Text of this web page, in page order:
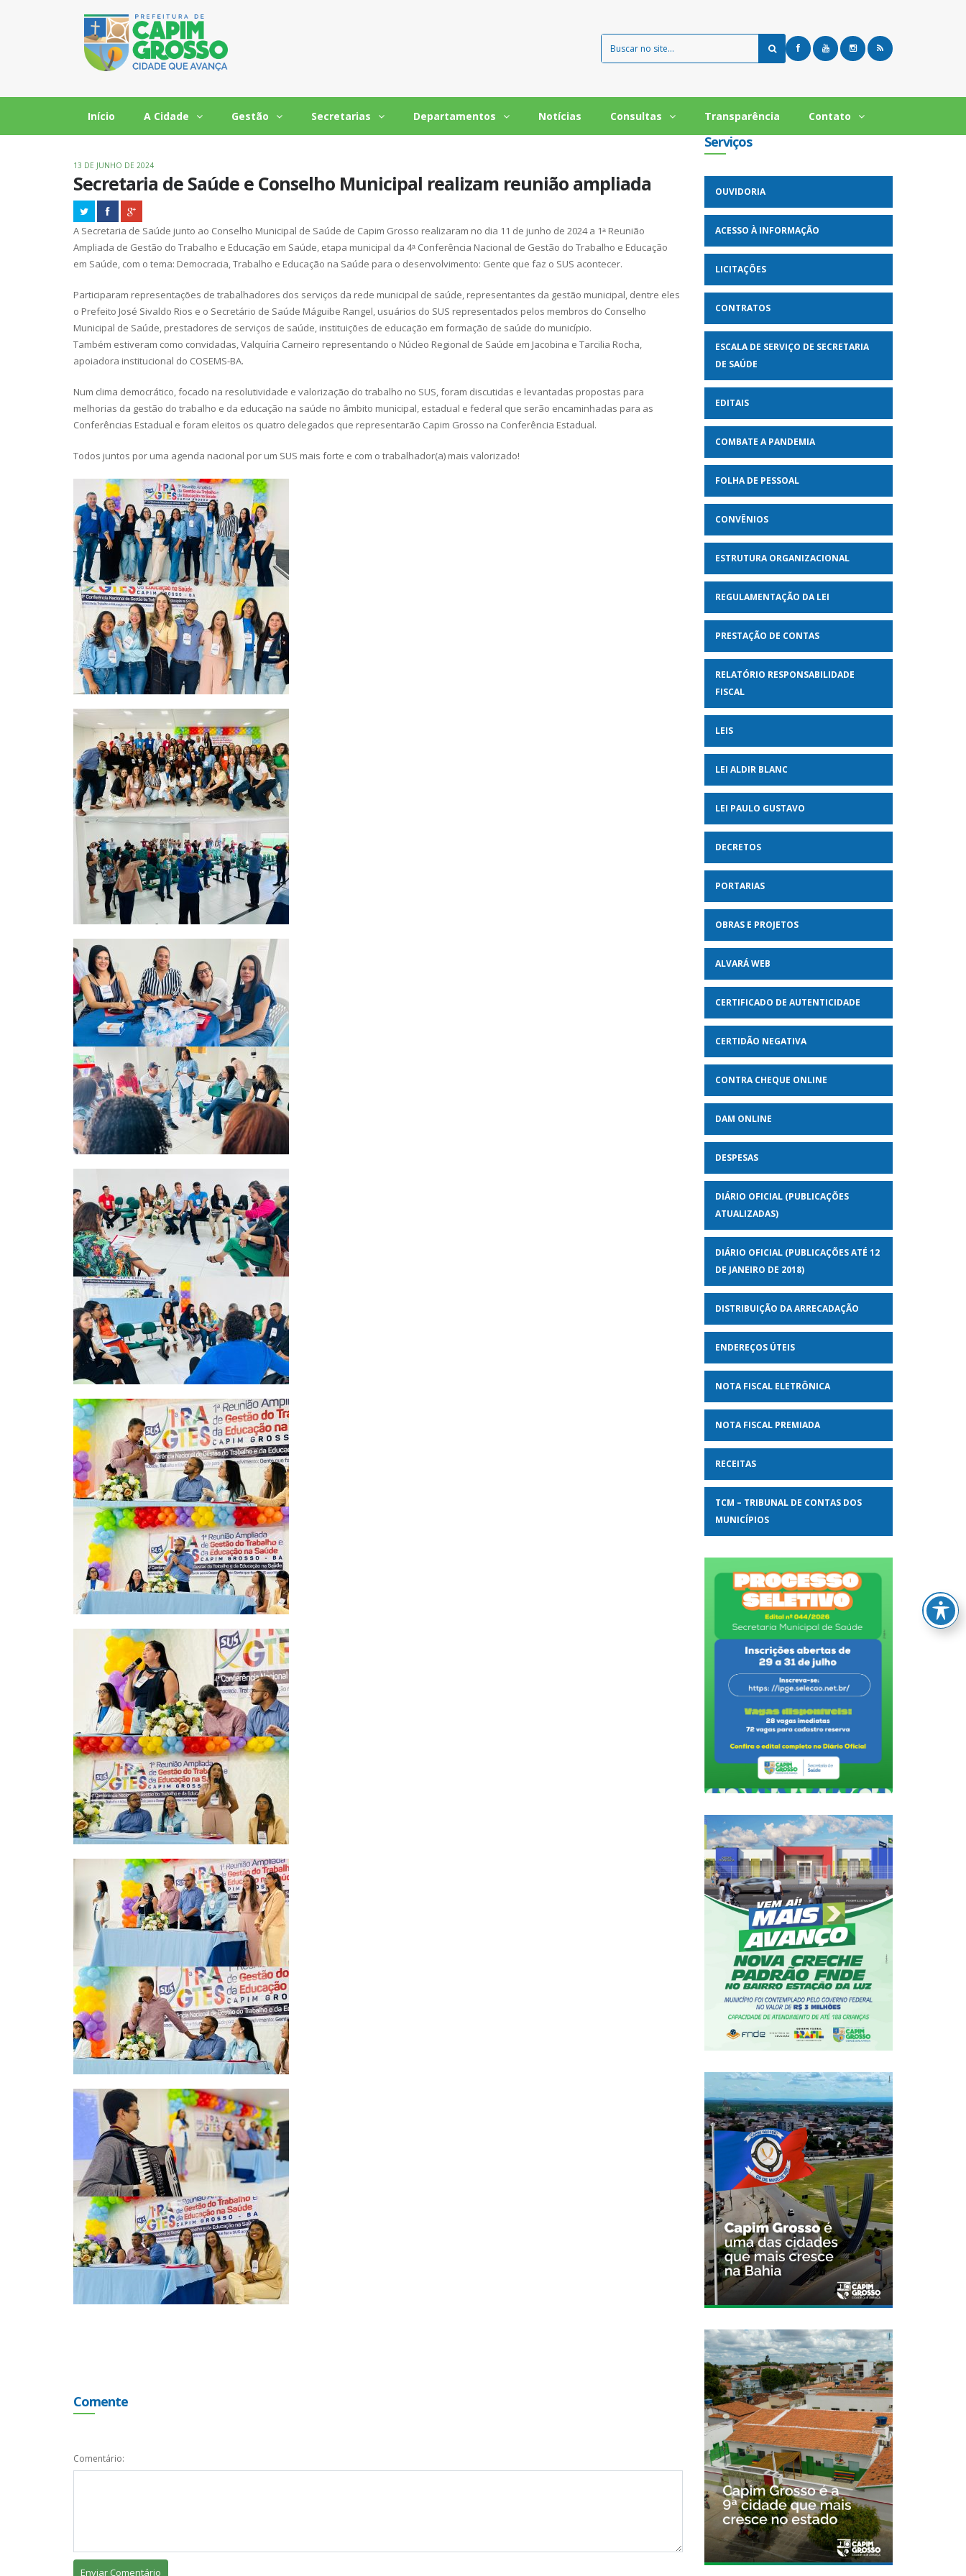
Início A Cidade Gestão Secretarias Departamentos Notícias Consultas Transparência Contato
13 DE JUNHO DE 2024
Secretaria de Saúde e Conselho Municipal realizam reunião ampliada
A Secretaria de Saúde junto ao Conselho Municipal de Saúde de Capim Grosso realizaram no dia 11 de junho de 2024 a 1ᵃ Reunião
Ampliada de Gestão do Trabalho e Educação em Saúde, etapa municipal da 4ᵃ Conferência Nacional de Gestão do Trabalho e Educação
em Saúde, com o tema: Democracia, Trabalho e Educação na Saúde para o desenvolvimento: Gente que faz o SUS acontecer.
Participaram representações de trabalhadores dos serviços da rede municipal de saúde, representantes da gestão municipal, dentre eles
o Prefeito José Sivaldo Rios e o Secretário de Saúde Máguibe Rangel, usuários do SUS representados pelos membros do Conselho
Municipal de Saúde, prestadores de serviços de saúde, instituições de educação em formação de saúde do município.
Também estiveram como convidadas, Valquíria Carneiro representando o Núcleo Regional de Saúde em Jacobina e Tarcilia Rocha,
apoiadora institucional do COSEMS-BA.
Num clima democrático, focado na resolutividade e valorização do trabalho no SUS, foram discutidas e levantadas propostas para
melhorias da gestão do trabalho e da educação na saúde no âmbito municipal, estadual e federal que serão encaminhadas para as
Conferências Estadual e foram eleitos os quatro delegados que representarão Capim Grosso na Conferência Estadual.
Todos juntos por uma agenda nacional por um SUS mais forte e com o trabalhador(a) mais valorizado!
Comente
Comentário:
Serviços
OUVIDORIA
ACESSO À INFORMAÇÃO
LICITAÇÕES
CONTRATOS
ESCALA DE SERVIÇO DE SECRETARIA
DE SAÚDE
EDITAIS
COMBATE A PANDEMIA
FOLHA DE PESSOAL
CONVÊNIOS
ESTRUTURA ORGANIZACIONAL
REGULAMENTAÇÃO DA LEI
PRESTAÇÃO DE CONTAS
RELATÓRIO RESPONSABILIDADE
FISCAL
LEIS
LEI ALDIR BLANC
LEI PAULO GUSTAVO
DECRETOS
PORTARIAS
OBRAS E PROJETOS
ALVARÁ WEB
CERTIFICADO DE AUTENTICIDADE
CERTIDÃO NEGATIVA
CONTRA CHEQUE ONLINE
DAM ONLINE
DESPESAS
DIÁRIO OFICIAL (PUBLICAÇÕES
ATUALIZADAS)
DIÁRIO OFICIAL (PUBLICAÇÕES ATÉ 12
DE JANEIRO DE 2018)
DISTRIBUIÇÃO DA ARRECADAÇÃO
ENDEREÇOS ÚTEIS
NOTA FISCAL ELETRÔNICA
NOTA FISCAL PREMIADA
RECEITAS
TCM – TRIBUNAL DE CONTAS DOS
MUNICÍPIOS